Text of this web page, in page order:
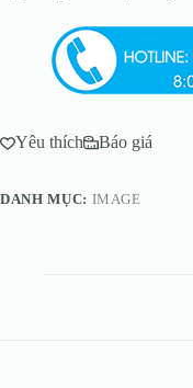
Yêu thích Báo giá
DANH MỤC: IMAGE